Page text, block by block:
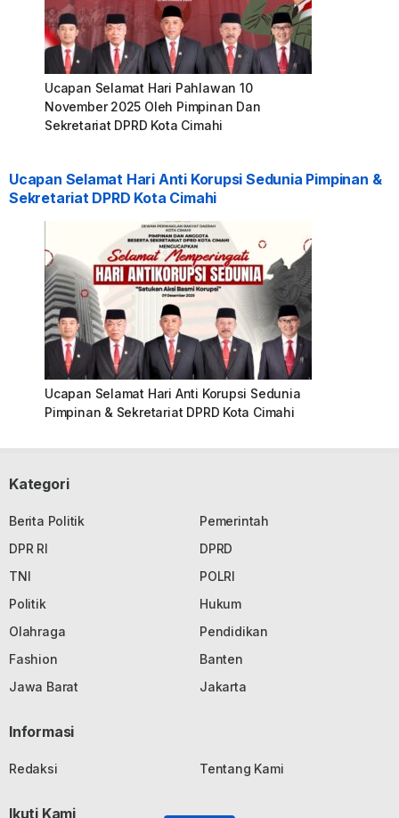
Ucapan Selamat Hari Pahlawan 10
November 2025 Oleh Pimpinan Dan
Sekretariat DPRD Kota Cimahi
Ucapan Selamat Hari Anti Korupsi Sedunia Pimpinan &
Sekretariat DPRD Kota Cimahi
Ucapan Selamat Hari Anti Korupsi Sedunia
Pimpinan & Sekretariat DPRD Kota Cimahi
Kategori
Berita Politik
Pemerintah
DPR RI
DPRD
TNI
POLRI
Politik
Hukum
Olahraga
Pendidikan
Fashion
Banten
Jawa Barat
Jakarta
Informasi
Redaksi Tentang Kami
Ikuti Kami